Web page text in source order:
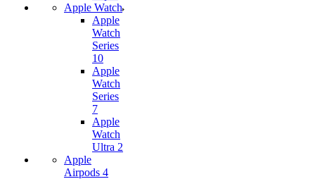
Apple Watch
Apple
Watch
Series
10
Apple
Watch
Series
7
Apple
Watch
Ultra 2
Apple
Airpods 4